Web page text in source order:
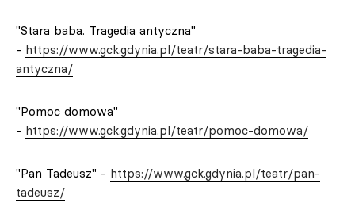
"Stara baba. Tragedia antyczna"
- https://www.gck.gdynia.pl/teatr/stara-baba-tragedia-
antyczna/
"Pomoc domowa"
- https://www.gck.gdynia.pl/teatr/pomoc-domowa/
"Pan Tadeusz" - https://www.gck.gdynia.pl/teatr/pan-
tadeusz/